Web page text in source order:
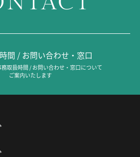
間 / お問い合わせ・窓口
取扱時間 / お問い合わせ・窓口について
ご案内いたします